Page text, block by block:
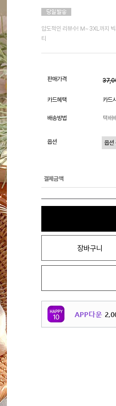
압도적인 리뷰수! M~3XL까지
티
판매가격
카드혜택 카드
배송방법 택배
옵션
결제금액
장바구니